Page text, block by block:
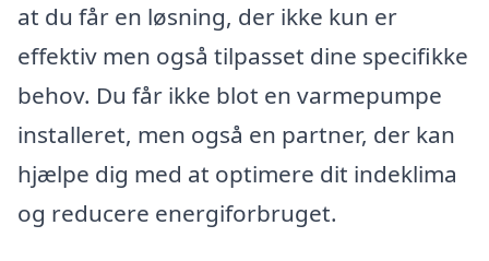
at du får en løsning, der ikke kun er
effektiv men også tilpasset dine specifikke
behov. Du får ikke blot en varmepumpe
installeret, men også en partner, der kan
hjælpe dig med at optimere dit indeklima
og reducere energiforbruget.